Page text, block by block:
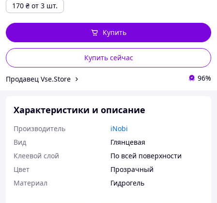
170 ₴ от 3 шт.
Купить сейчас
Купить
Продавец Vse.Store 96%
Характеристики и описание
Производитель
iNobi
Вид
Глянцевая
Клеевой слой
По всей поверхности
Цвет
Прозрачный
Материал
Гидрогель